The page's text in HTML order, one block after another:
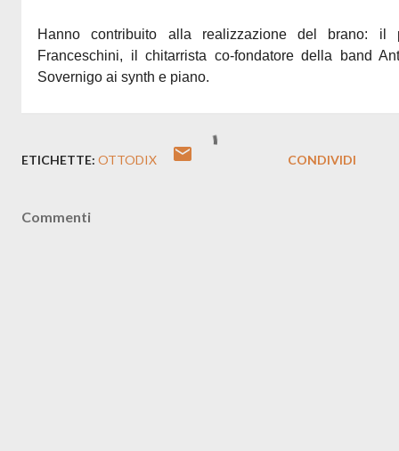
Hanno contribuito alla realizzazione del brano: il
Franceschini, il chitarrista co-fondatore della band
Sovernigo ai synth e piano.
ETICHETTE: OTTODIX CONDIVIDI
Commenti